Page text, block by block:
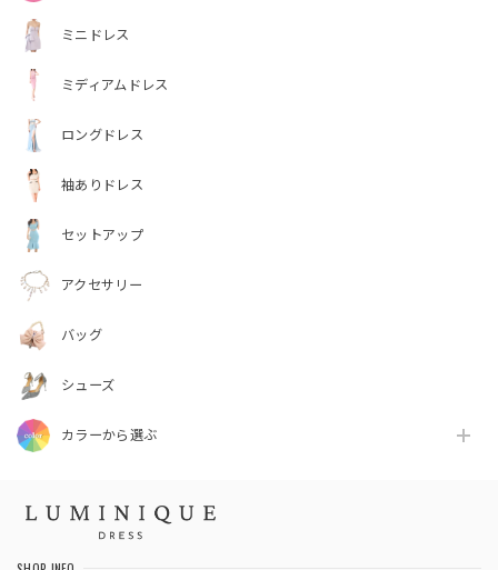
ミニドレス
ミディアムドレス
ロングドレス
袖ありドレス
セットアップ
アクセサリー
バッグ
シューズ
カラーから選ぶ